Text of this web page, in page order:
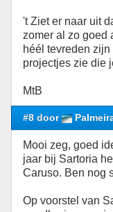
't Ziet er naar uit
zomer al zo goed
héél tevreden
projectjes zie die
MtB
#8 door
Mooi zeg, goed
jaar bij Sartoria
Caruso. Ben nog
Op voorstel van